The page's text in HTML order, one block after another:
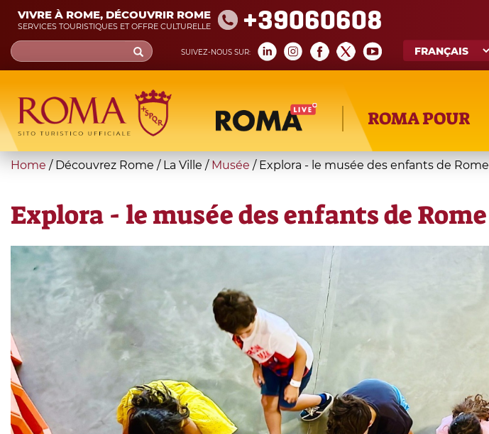
Skip
main
content
VIVRE À ROME, DÉCOUVRIR ROME
SERVICES TOURISTIQUES ET OFFRE CULTURELLE +39060608
SUIVEZ-NOUS SUR:
Search
form
Recherche
ROMA POUR
You
here
Home / Découvrez Rome / La Ville / Musée / Explora - le musée des enfants de Rome
Explora - le musée des enfants de Rome